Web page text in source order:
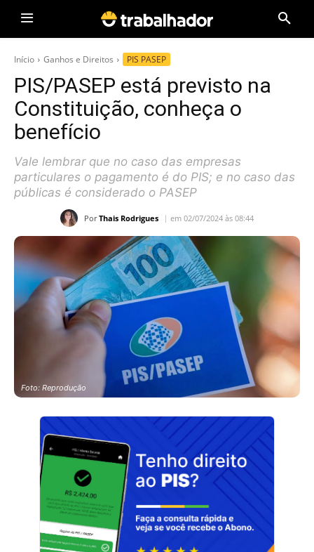
Início Ganhos e Direitos PIS PASEP
PIS/PASEP está previsto na
Constituição, conheça o
benefício
Vale lembrar que no caso das empresas
particulares o pagamento é do PIS; e no caso das
públicas é considerado o PASEP
Por Thais Rodrigues em 02/07/2024 às 08:44
Foto: Reprodução